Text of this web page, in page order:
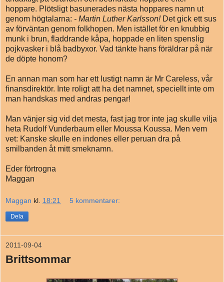
hoppare. Plötsligt basunerades nästa hoppares namn ut
genom högtalarna: - Martin Luther Karlsson!Det gick ett sus
av förväntan genom folkhopen. Men istället för en knubbig
munk i brun, fladdrande kåpa, hoppade en liten spenslig
pojkvasker i blå badbyxor. Vad tänkte hans föräldrar på när
de döpte honom?
En annan man som har ett lustigt namn är Mr Careless, vår
finansdirektör. Inte roligt att ha det namnet, speciellt inte om
man handskas med andras pengar!
Man vänjer sig vid det mesta, fast jag tror inte jag skulle vilja
heta Rudolf Vunderbaum eller Moussa Koussa. Men vem
vet: Kanske skulle en indones eller peruan dra på
smilbanden åt mitt smeknamn.
Eder förtrogna
Maggan
Maggan kl. 18:21 5 kommentarer:
Dela
2011-09-04
Brittsommar